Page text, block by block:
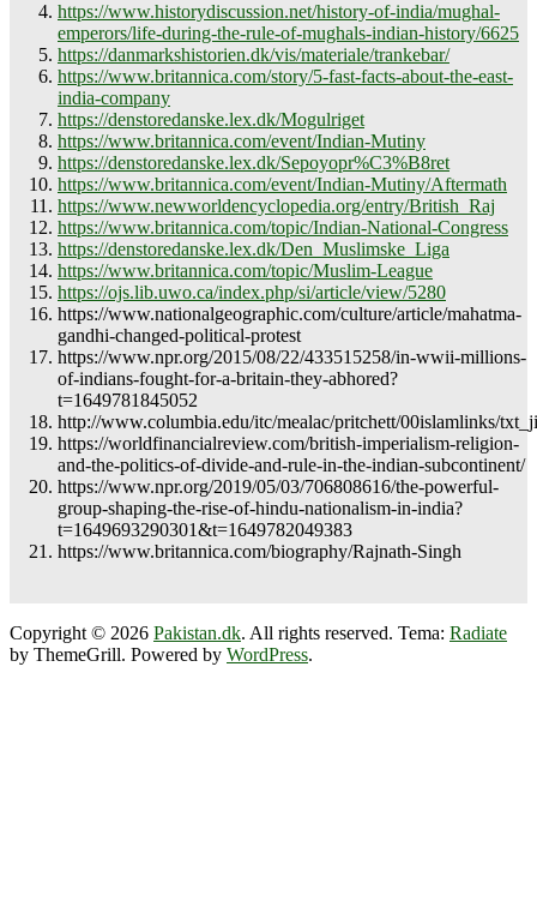
https://www.historydiscussion.net/history-of-india/mughal-
emperors/life-during-the-rule-of-mughals-indian-history/6625
https://danmarkshistorien.dk/vis/materiale/trankebar/
https://www.britannica.com/story/5-fast-facts-about-the-east-
india-company
https://denstoredanske.lex.dk/Mogulriget
https://www.britannica.com/event/Indian-Mutiny
https://denstoredanske.lex.dk/Sepoyopr%C3%B8ret
https://www.britannica.com/event/Indian-Mutiny/Aftermath
https://www.newworldencyclopedia.org/entry/British_Raj
https://www.britannica.com/topic/Indian-National-Congress
https://denstoredanske.lex.dk/Den_Muslimske_Liga
https://www.britannica.com/topic/Muslim-League
https://ojs.lib.uwo.ca/index.php/si/article/view/5280
https://www.nationalgeographic.com/culture/article/mahatma-
gandhi-changed-political-protest
https://www.npr.org/2015/08/22/433515258/in-wwii-millions-
of-indians-fought-for-a-britain-they-abhored?
t=1649781845052
http://www.columbia.edu/itc/mealac/pritchett/00islamlinks/
https://worldfinancialreview.com/british-imperialism-religion-
and-the-politics-of-divide-and-rule-in-the-indian-subcontinent/
https://www.npr.org/2019/05/03/706808616/the-powerful-
group-shaping-the-rise-of-hindu-nationalism-in-india?
t=1649693290301&t=1649782049383
https://www.britannica.com/biography/Rajnath-Singh
Copyright © 2026 Pakistan.dk. All rights reserved. Tema: Radiate
by ThemeGrill. Powered by WordPress.